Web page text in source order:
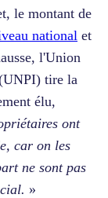
le montant de
national et
l'Union
tire la
élu,
ont
car on les
ne sont pas
»